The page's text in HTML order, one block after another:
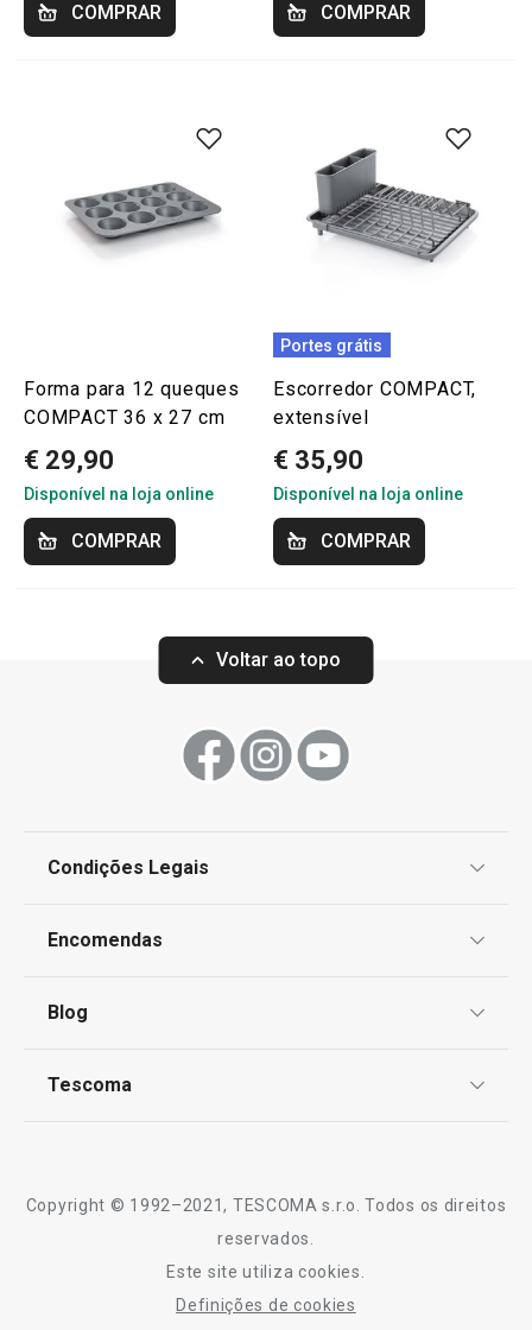
COMPRAR COMPRAR
Forma para 12 queques
COMPACT 36 x 27 cm
€ 29,90
Disponível na loja online
COMPRAR
Portes grátis
Escorredor COMPACT,
extensível
€ 35,90
Disponível na loja online
COMPRAR
Voltar ao topo
Condições Legais
Livro de Reclamações
Encomendas
Perguntas Frequentes
Blog
Tescoma
Copyright © 1992–2021, TESCOMA s.r.o. Todos os direitos
reservados.
Este site utiliza cookies.
Definições de cookies